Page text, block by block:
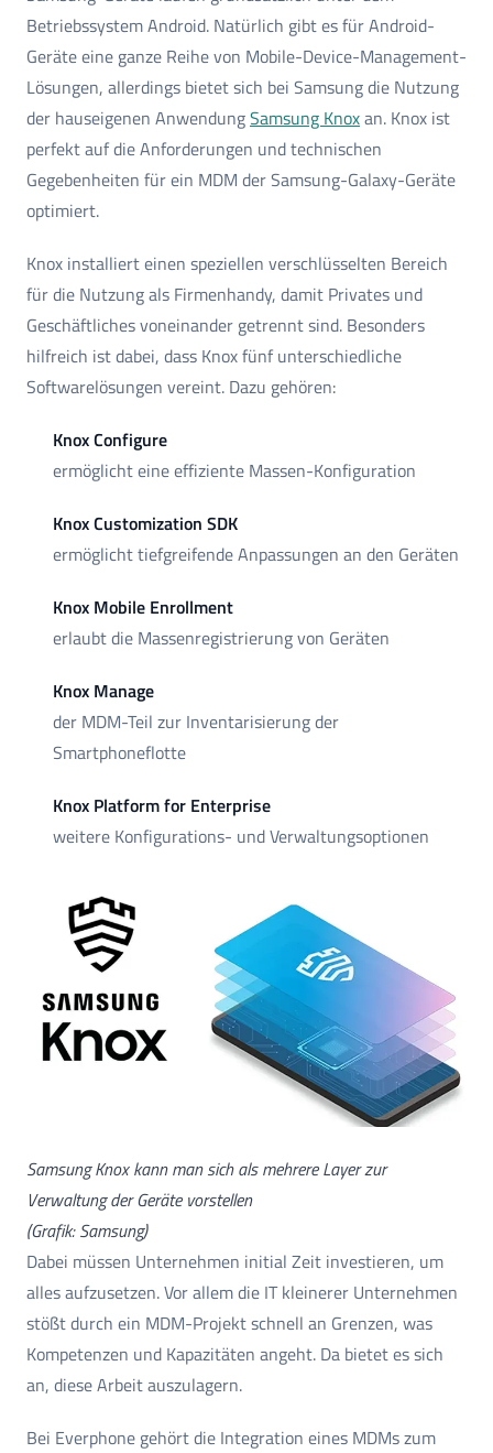
Betriebssystem Android. Natürlich gibt es für Android-
Geräte eine ganze Reihe von Mobile-Device-Management-
Lösungen, allerdings bietet sich bei Samsung die Nutzung
der hauseigenen AnwendungSamsung Knoxan. Knox ist
perfekt auf die Anforderungen und technischen
Gegebenheiten für ein MDM der Samsung-Galaxy-Geräte
optimiert.
Knox installiert einen speziellen verschlüsselten Bereich
für die Nutzung als Firmenhandy, damit Privates und
Geschäftliches voneinander getrennt sind. Besonders
hilfreich ist dabei, dass Knox fünf unterschiedliche
Softwarelösungen vereint. Dazu gehören:
Knox Configure
ermöglicht eine effiziente Massen-Konfiguration
Knox Customization SDK
ermöglicht tiefgreifende Anpassungen an den Geräten
Knox Mobile Enrollment
erlaubt die Massenregistrierung von Geräten
Knox Manage
der MDM-Teil zur Inventarisierung der
Smartphoneflotte
Knox Platform for Enterprise
weitere Konfigurations- und Verwaltungsoptionen
Samsung Knox kann man sich als mehrere Layer zur
Verwaltung der Geräte vorstellen
(Grafik: Samsung)
Dabei müssen Unternehmen initial Zeit investieren, um
alles aufzusetzen. Vor allem die IT kleinerer Unternehmen
stößt durch ein MDM-Projekt schnell an Grenzen, was
Kompetenzen und Kapazitäten angeht. Da bietet es sich
an, diese Arbeit auszulagern.
Bei Everphone gehört die Integration eines MDMs zum